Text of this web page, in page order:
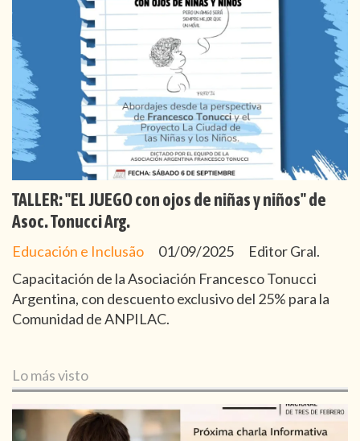
TALLER: "EL JUEGO con ojos de niñas y niños" de
Asoc. Tonucci Arg.
Editor Gral.
Educación e Inclusão
01/09/2025
Capacitación de la Asociación Francesco Tonucci
Argentina, con descuento exclusivo del 25% para la
Comunidad de ANPILAC.
Lo más visto